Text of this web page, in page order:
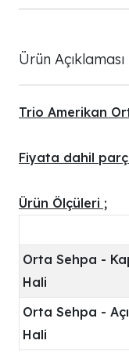
Ürün Açıklaması
Trio Amerikan
Fiyata dahil
Ürün Ölçüleri ;
Orta Sehpa -
Hali
Orta Sehpa -
Hali